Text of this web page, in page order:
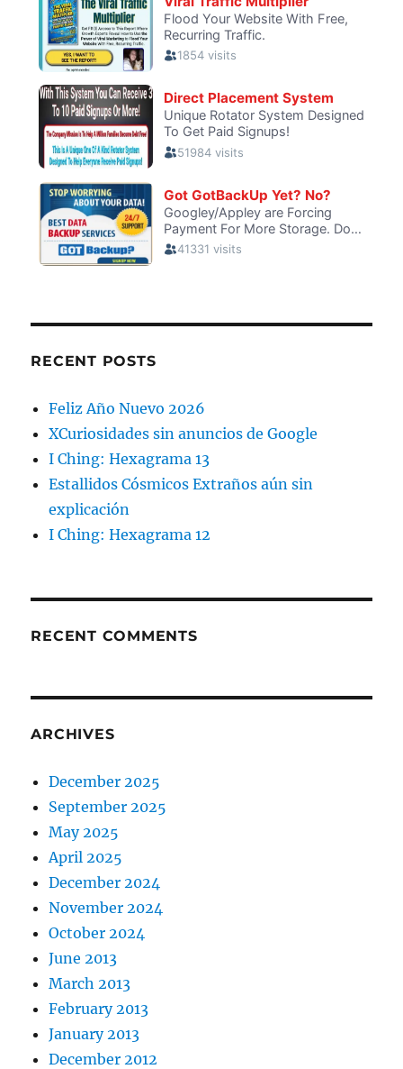
RECENT POSTS
Feliz Año Nuevo 2026
XCuriosidades sin anuncios de Google
I Ching: Hexagrama 13
Estallidos Cósmicos Extraños aún sin
explicación
I Ching: Hexagrama 12
RECENT COMMENTS
ARCHIVES
December 2025
September 2025
May 2025
April 2025
December 2024
November 2024
October 2024
June 2013
March 2013
February 2013
January 2013
December 2012